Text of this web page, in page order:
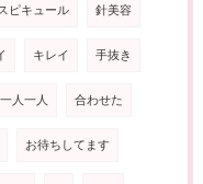
ピキュール 針美容
キレイ 手抜き
一人一人 合わせた
お待ちしてます